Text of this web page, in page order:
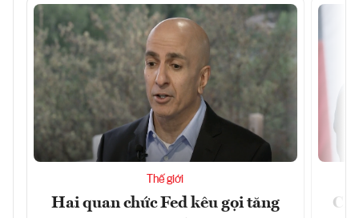
Thế giới
Hai quan chức Fed kêu gọi tăng